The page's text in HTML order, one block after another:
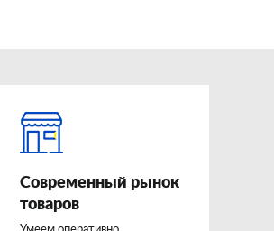
Современный рынок
товаров